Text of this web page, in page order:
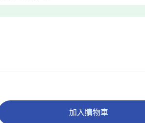
加入購物車